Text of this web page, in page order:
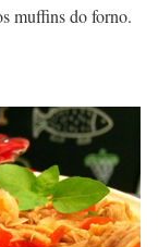
muffins do forno.